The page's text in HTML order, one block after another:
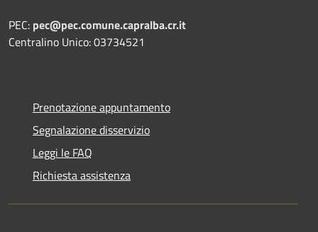
PEC: pec@pec.comune.capralba.cr.it
Centralino Unico: 03734521
Prenotazione appuntamento
Segnalazione disservizio
Leggi le FAQ
Richiesta assistenza